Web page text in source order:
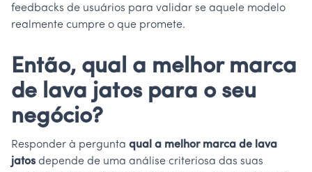
feedbacks de usuários para validar se aquele modelo
realmente cumpre o que promete.
Então, qual a melhor marca
de lava jatos para o seu
negócio?
Responder à pergunta qual a melhor marca de lava
jatos depende de uma análise criteriosa das suas